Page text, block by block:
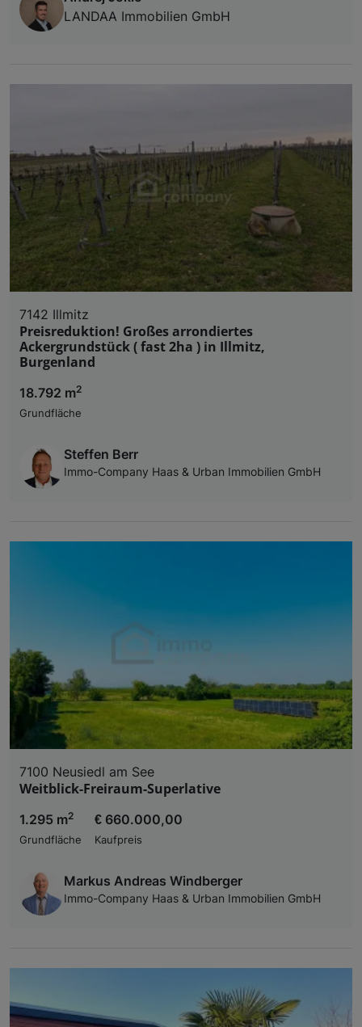
LANDAA Immobilien GmbH
7142 Illmitz
Preisreduktion! Großes arrondiertes
Ackergrundstück ( fast 2ha ) in Illmitz,
Burgenland
18.792 m2
Grundfläche
Steffen Berr
Immo-Company Haas & Urban Immobilien GmbH
7100 Neusiedl am See
Weitblick-Freiraum-Superlative
1.295 m2
Grundfläche
€ 660.000,00
Kaufpreis
Markus Andreas Windberger
Immo-Company Haas & Urban Immobilien GmbH